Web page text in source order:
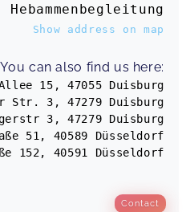
Catherine,Aug 28
'24
Apr 05
super gerne zu den
- Duisburg
Janna,Jan 15
Hebammenbegleitung
Show address on map
You can also find us here:
15, 47055 Duisburg
Str. 3, 47279 Duisburg
3, 47279 Duisburg
51, 40589 Düsseldorf
152, 40591 Düsseldorf
Contact